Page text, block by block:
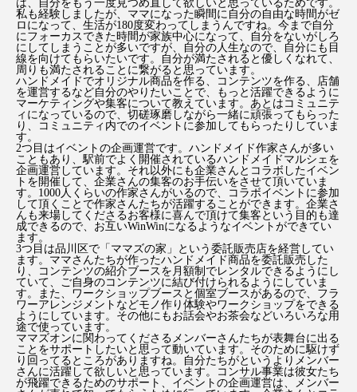
は、自分をもう一度見つめ直して欲しいと思っているためです。
私も経験しましたが、ママになった瞬間に自分の自由な時間がゼ
ロになって、生活が180度変わってしまうんですね。今まで自分
にフォーカスできた時間が家族中心になって、自分をないがしろ
にしてしまうことが多いですが、自分の人生なので、自分にも目
線を向けてもらいたいです。自分が満たされると優しくなれて、
周りも満たされることに繋がると思っています。
ハンドメイドでオリジナル商品を作る、コンテンツを作る、店舗
を運営するなど自分のやりたいことで、もっと活躍できるように
マーケティングや集客について教えています。あとはコミュニテ
ィになっているので、切磋琢磨しながら一緒に頑張ってもらった
り、コミュニティ内でのイベントに参加してもらったりしていま
す。
2つ目はイベントの企画運営です。ハンドメイド作家さんが多い
こともあり、駅前でよく開催されているハンドメイドマルシェを
企画運営しています。それ以外にも企業さんとコラボしたイベン
トを開催して、企業さんの集客のお手伝いをさせて頂いていま
す。1000人くらいの作家さんがいるので、コラボイベントに参加
して頂くことで作家さんたちが活躍することができます。企業さ
んも来場してくださるお客様に喜んで頂けて集客という目的も達
成できるので、お互いWinWinになるようなイベントができてい
ます。
3つ目は品川区で「ママズの家」という委託販売店を経営してい
ます。ママさんたちが作ったハンドメイド商品を委託販売した
り、コンテンツの紹介ブースを月額制でレンタルできるようにし
ていて、ご自身のコンテンツに結び付けられるようにしていま
す。また、ワークショップブースと個室ブースがあるので、フラ
ワーアレンジメントなどモノ作り体験やワークショップをできる
ようにしています。その他にもお話会やお茶会などいろいろな用
途で使っています。
ママズオンに関わってくださるメンバーさんたちが表舞台に出る
ことをサポートしたいと思って動いています。そのために駆けず
り回ってるところがありますね。自分たちがというよりメンバー
さんに活躍して欲しいと思っています。コンサル事業は彼女たち
が飛躍できるためのサポート、イベントの企画運営は、メンバー